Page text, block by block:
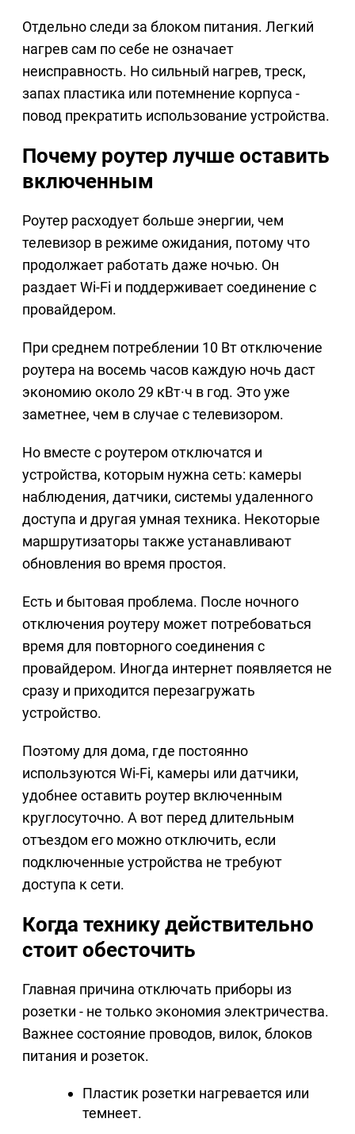
Отдельно следи за блоком питания. Легкий
нагрев сам по себе не означает
неисправность. Но сильный нагрев, треск,
запах пластика или потемнение корпуса -
повод прекратить использование устройства.
Почему роутер лучше оставить
включенным
Роутер расходует больше энергии, чем
телевизор в режиме ожидания, потому что
продолжает работать даже ночью. Он
раздает Wi-Fi и поддерживает соединение с
провайдером.
При среднем потреблении 10 Вт отключение
роутера на восемь часов каждую ночь даст
экономию около 29 кВт·ч в год. Это уже
заметнее, чем в случае с телевизором.
Но вместе с роутером отключатся и
устройства, которым нужна сеть: камеры
наблюдения, датчики, системы удаленного
доступа и другая умная техника. Некоторые
маршрутизаторы также устанавливают
обновления во время простоя.
Есть и бытовая проблема. После ночного
отключения роутеру может потребоваться
время для повторного соединения с
провайдером. Иногда интернет появляется не
сразу и приходится перезагружать
устройство.
Поэтому для дома, где постоянно
используются Wi-Fi, камеры или датчики,
удобнее оставить роутер включенным
круглосуточно. А вот перед длительным
отъездом его можно отключить, если
подключенные устройства не требуют
доступа к сети.
Когда технику действительно
стоит обесточить
Главная причина отключать приборы из
розетки - не только экономия электричества.
Важнее состояние проводов, вилок, блоков
питания и розеток.
Пластик розетки нагревается или
темнеет.